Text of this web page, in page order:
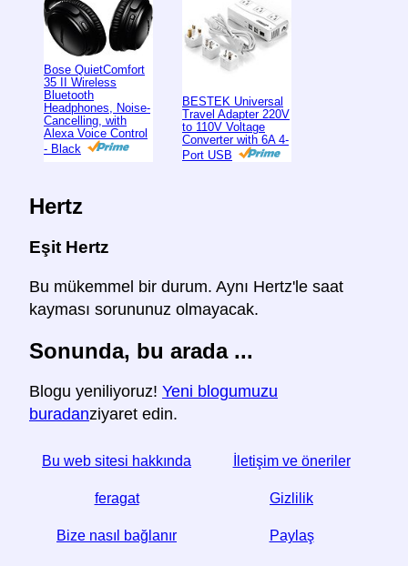
Bose QuietComfort
35 II Wireless
Bluetooth
Headphones, Noise-
Cancelling, with
Alexa Voice Control
- Black
BESTEK Universal
Travel Adapter 220V
to 110V Voltage
Converter with 6A 4-
Port USB
Hertz
Eşit Hertz
Bu mükemmel bir durum. Aynı Hertz'le saat
kayması sorununuz olmayacak.
Sonunda, bu arada ...
Blogu yeniliyoruz! Yeni blogumuzu
buradanziyaret edin.
Bu web sitesi hakkında İletişim ve öneriler
feragat Gizlilik
Bize nasıl bağlanır Paylaş